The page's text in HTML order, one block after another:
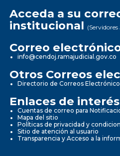
Acceda a su
institucional (Servidores
Correo
info@cendoj.ramajudicial.gov.co
Otros Correos
Directorio de Correos
Enlaces de
Cuentas de correo para
Mapa del sitio
Políticas de privacidad y
Sitio de atención al usuario
Transparencia y Acceso a la